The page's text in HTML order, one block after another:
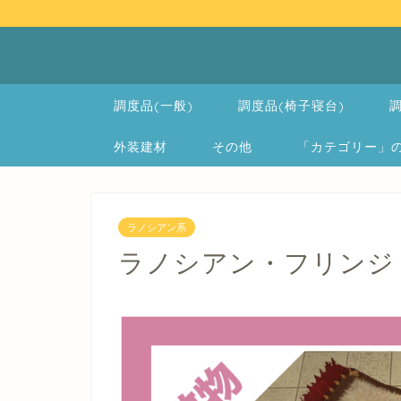
調度品(一般) 調度品(椅子寝台)
外装建材 その他 「カテゴリー
ラノシアン系
ラノシアン・フリン